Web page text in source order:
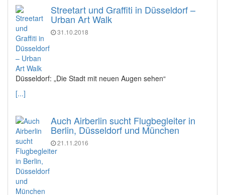
Streetart und Graffiti in Düsseldorf –
Urban Art Walk
31.10.2018
Düsseldorf: „Die Stadt mit neuen Augen sehen“
[...]
Auch Airberlin sucht Flugbegleiter in
Berlin, Düsseldorf und München
21.11.2016